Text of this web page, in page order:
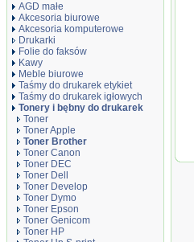
AGD małe
Akcesoria biurowe
Akcesoria komputerowe
Drukarki
Folie do faksów
Kawy
Meble biurowe
Taśmy do drukarek etykiet
Taśmy do drukarek igłowych
Tonery i bębny do drukarek
Toner
Toner Apple
Toner Brother
Toner Canon
Toner DEC
Toner Dell
Toner Develop
Toner Dymo
Toner Epson
Toner Genicom
Toner HP